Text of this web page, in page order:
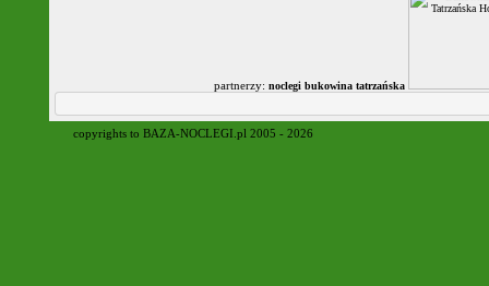
copyrights to BAZA-NOCLEGI.pl 2005 - 2026
partnerzy: noclegi bukowina tatrzańska